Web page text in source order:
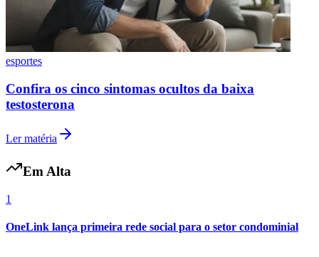
esportes
Confira os cinco sintomas ocultos da baixa
testosterona
Ler matéria
Em Alta
1
OneLink lança primeira rede social para o setor condominial